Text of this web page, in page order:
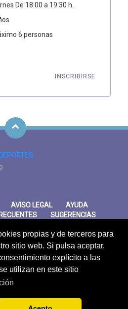
propias y de terceros para
sitio web. Si pulsa aceptar,
explícito a las
utilizan en este sitio
De 18:00 a 19:30 h.
6 personas
INSCRIBIRSE
AVISO LEGAL
AYUDA
SUGERENCIAS